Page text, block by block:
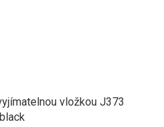
vložkou J373
black